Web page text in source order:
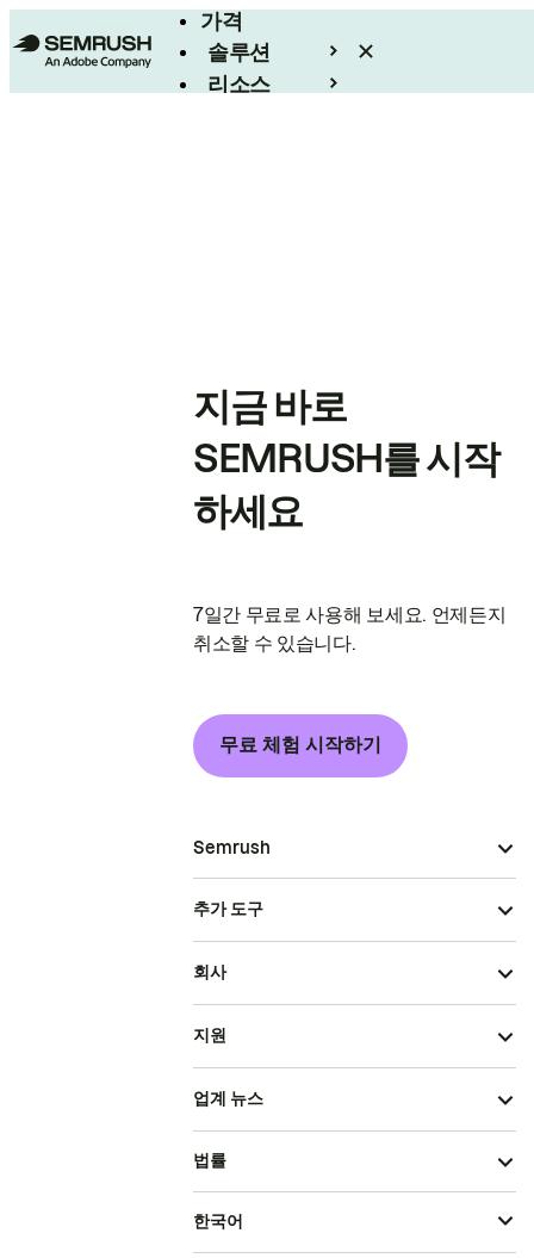
가격
솔루션
리소스
지금 바로
SEMRUSH를 시작
하세요
7일간 무료로 사용해 보세요. 언제든지
취소할 수 있습니다.
무료 체험 시작하기
Semrush
추가 도구
회사
지원
업계 뉴스
법률
한국어